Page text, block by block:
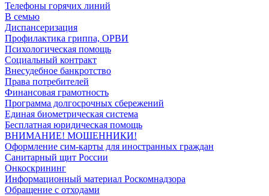
Телефоны горячих линий
В семью
Диспансеризация
Профилактика гриппа, ОРВИ
Психологическая помощь
Социальный контракт
Внесудебное банкротство
Права потребителей
Финансовая грамотность
Программа долгосрочных сбережений
Единая биометрическая система
Бесплатная юридическая помощь
ВНИМАНИЕ! МОШЕННИКИ!
Оформление сим-карты для иностранных граждан
Санитарный щит России
Онкоскрининг
Информационный материал Роскомнадзора
Обращение с отходами